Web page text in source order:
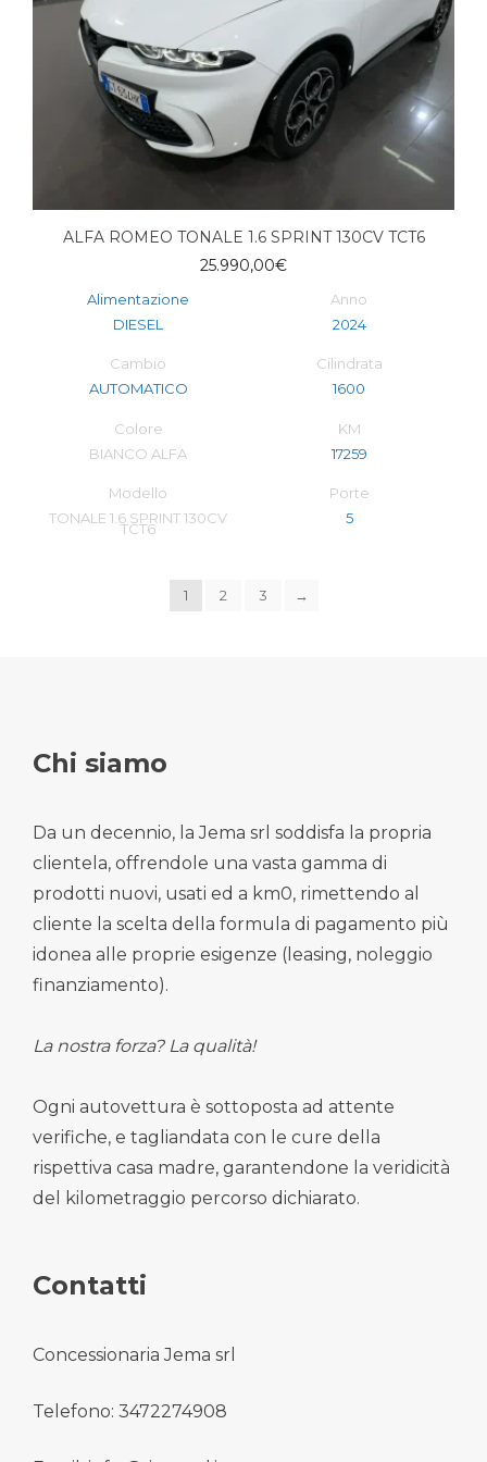
ALFA ROMEO TONALE 1.6 SPRINT 130CV TCT6
25.990,00€
Alimentazione
DIESEL
Anno
2024
Cambio
AUTOMATICO
Cilindrata
1600
Colore
BIANCO ALFA
KM
17259
Modello
TONALE 1.6 SPRINT 130CV
TCT6
Porte
5
1 2 3 →
Chi siamo
Da un decennio, la Jema srl soddisfa la propria
clientela, offrendole una vasta gamma di
prodotti nuovi, usati ed a km0, rimettendo al
cliente la scelta della formula di pagamento più
idonea alle proprie esigenze (leasing, noleggio
finanziamento).
La nostra forza? La qualità!
Ogni autovettura è sottoposta ad attente
verifiche, e tagliandata con le cure della
rispettiva casa madre, garantendone la veridicità
del kilometraggio percorso dichiarato.
Contatti
Concessionaria Jema srl
Telefono: 3472274908